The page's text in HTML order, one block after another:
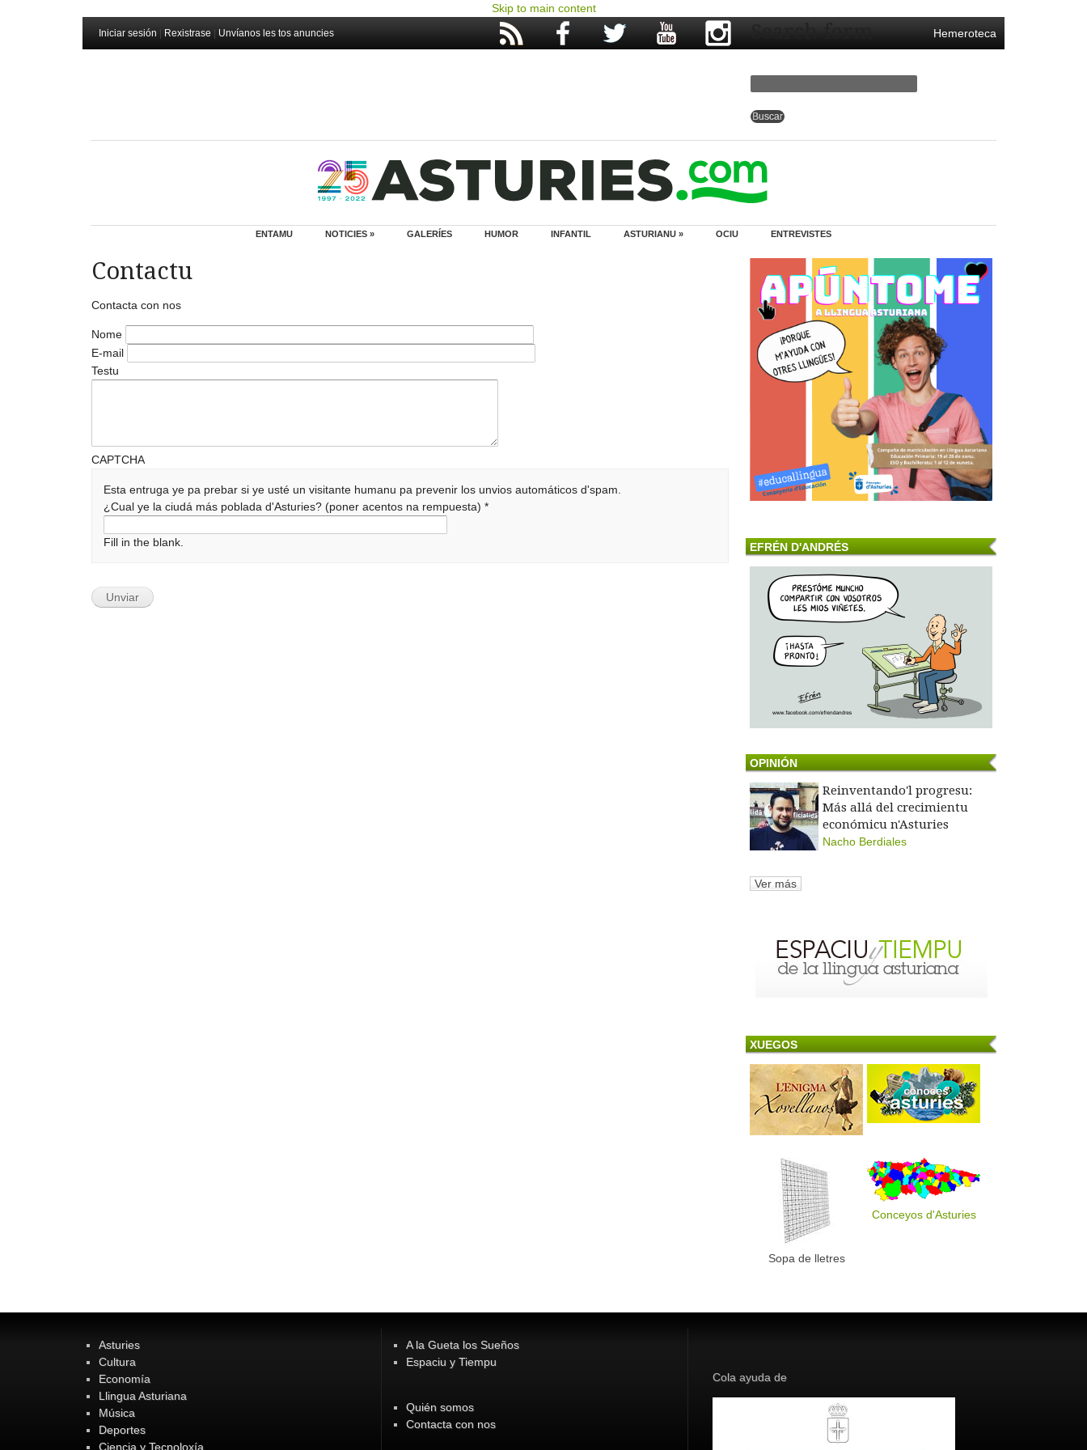
Skip to main content
Iniciar sesión Rexistrase Unvíanos les tos anuncies Hemeroteca
Search form
ENTAMU NOTICIES » GALERÍES HUMOR INFANTIL ASTURIANU » OCIU ENTREVISTES
Contactu
Contacta con nos
Nome
E-mail
Testu
CAPTCHA
Esta entruga ye pa prebar si ye usté un visitante humanu pa prevenir los unvios automáticos d'spam.
¿Cual ye la ciudá más poblada d'Asturies? (poner acentos na rempuesta)*
Fill in the blank. EFRÉN D'ANDRÉS
OPINIÓN
Reinventando'l progresu:
Más allá del crecimientu
económicu n'Asturies
Nacho Berdiales
Ver más
XUEGOS
Sopa de lletres
Conceyos d'Asturies
Asturies
Cultura
Economía
Llingua Asturiana
Música
Deportes
Ciencia y Tecnoloxía
A la Gueta los Sueños
Espaciu y Tiempu
Quién somos
Contacta con nos
Cola ayuda de